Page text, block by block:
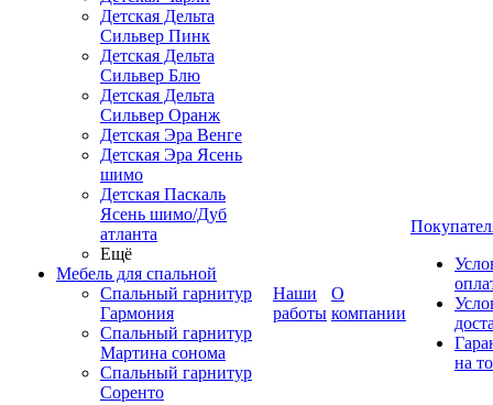
Детская Дельта
Сильвер Пинк
Детская Дельта
Сильвер Блю
Детская Дельта
Сильвер Оранж
Детская Эра Венге
Детская Эра Ясень
шимо
Детская Паскаль
Ясень шимо/Дуб
атланта
Ещё
Мебель для спальной
Спальный гарнитур
Гармония
Спальный гарнитур
Мартина сонома
Спальный гарнитур
Соренто
Наши
работы
О
компании
на